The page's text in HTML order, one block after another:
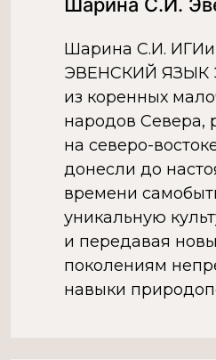
национальных
республике.
определения
функций
Шарина С.И.
ЭВЕНСКИЙ ЯЗЫК
из коренных
народов Севера,
на северо-
донесли до
времени
уникальную
и передавая
поколениям
навыки